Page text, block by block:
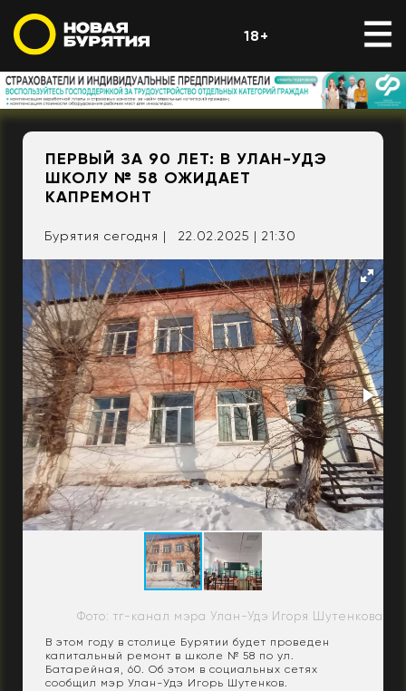
18+
ПЕРВЫЙ ЗА 90 ЛЕТ: В УЛАН-УДЭ
ШКОЛУ № 58 ОЖИДАЕТ
КАПРЕМОНТ
Бурятия сегодня | 22.02.2025 | 21:30
Фото: тг-канал мэра Улан-Удэ Игоря Шутенкова
В этом году в столице Бурятии будет проведен
капитальный ремонт в школе № 58 по ул.
Батарейная, 60. Об этом в социальных сетях
сообщил мэр Улан-Удэ Игорь Шутенков.